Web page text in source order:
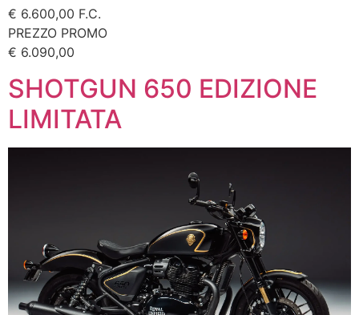
€ 6.600,00 F.C.
PREZZO PROMO
€ 6.090,00
SHOTGUN 650 EDIZIONE
LIMITATA